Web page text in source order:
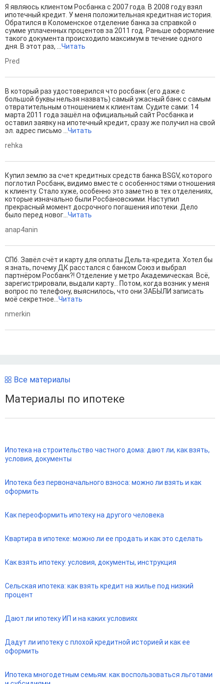
Я являюсь клиентом Росбанка с 2007 года. В 2008 году взял
ипотечный кредит. У меня положительная кредитная история.
Обратился в Коломенское отделение банка за справкой о
сумме уплаченных процентов за 2011 год. Раньше оформление
такого документа происходило максимум в течение одного
дня. В этот раз, ...Читать
Pred
В который раз удостоверился что росбанк (его даже с
большой буквы нельзя назвать) самый ужасный банк с самым
отвратительным отношением к клиентам. Судите сами: 14
марта 2011 года зашёл на официальный сайт Росбанка и
оставил заявку на ипотечный кредит, сразу же получил на свой
эл. адрес письмо ...Читать
rehka
Купил землю за счет кредитных средств банка BSGV, которого
поглотил Росбанк, видимо вместе с особенностями отношения
к клиенту. Стало хуже, особенно это заметно в тех отделениях,
которые изначально были Росбановскими. Наступил
прекрасный момент досрочного погашения ипотеки. Дело
было перед новог...Читать
anap4anin
СПб. Завёл счёт и карту для оплаты Дельта-кредита. Хотел бы
я знать, почему ДК расстался с банком Союз и выбрал
партнёром Росбанк?! Отделение у метро Академическая. Всё,
зарегистрировали, выдали карту... Потом, когда возник у меня
вопрос по телефону, выяснилось, что они ЗАБЫЛИ записать
моё секретное...Читать
nmerkin
Все материалы
Материалы по ипотеке
Ипотека на строительство частного дома: дают ли, как взять,
условия, документы
Ипотека без первоначального взноса: можно ли взять и как
оформить
Как переоформить ипотеку на другого человека
Квартира в ипотеке: можно ли ее продать и как это сделать
Как взять ипотеку: условия, документы, инструкция
Сельская ипотека: как взять кредит на жилье под низкий
процент
Дают ли ипотеку ИП и на каких условиях
Дадут ли ипотеку с плохой кредитной историей и как ее
оформить
Ипотека многодетным семьям: как воспользоваться льготами